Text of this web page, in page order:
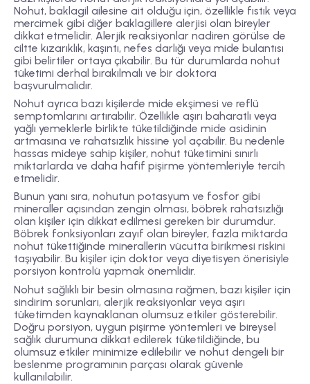
Nohut, baklagil ailesine ait olduğu için, özellikle fıstık veya
mercimek gibi diğer baklagillere alerjisi olan bireyler
dikkat etmelidir. Alerjik reaksiyonlar nadiren görülse de
ciltte kızarıklık, kaşıntı, nefes darlığı veya mide bulantısı
gibi belirtiler ortaya çıkabilir. Bu tür durumlarda nohut
tüketimi derhal bırakılmalı ve bir doktora
başvurulmalıdır.
Nohut ayrıca bazı kişilerde mide ekşimesi ve reflü
semptomlarını artırabilir. Özellikle aşırı baharatlı veya
yağlı yemeklerle birlikte tüketildiğinde mide asidinin
artmasına ve rahatsızlık hissine yol açabilir. Bu nedenle
hassas mideye sahip kişiler, nohut tüketimini sınırlı
miktarlarda ve daha hafif pişirme yöntemleriyle tercih
etmelidir.
Bunun yanı sıra, nohutun potasyum ve fosfor gibi
mineraller açısından zengin olması, böbrek rahatsızlığı
olan kişiler için dikkat edilmesi gereken bir durumdur.
Böbrek fonksiyonları zayıf olan bireyler, fazla miktarda
nohut tükettiğinde minerallerin vücutta birikmesi riskini
taşıyabilir. Bu kişiler için doktor veya diyetisyen önerisiyle
porsiyon kontrolü yapmak önemlidir.
Nohut sağlıklı bir besin olmasına rağmen, bazı kişiler için
sindirim sorunları, alerjik reaksiyonlar veya aşırı
tüketimden kaynaklanan olumsuz etkiler gösterebilir.
Doğru porsiyon, uygun pişirme yöntemleri ve bireysel
sağlık durumuna dikkat edilerek tüketildiğinde, bu
olumsuz etkiler minimize edilebilir ve nohut dengeli bir
beslenme programının parçası olarak güvenle
kullanılabilir.